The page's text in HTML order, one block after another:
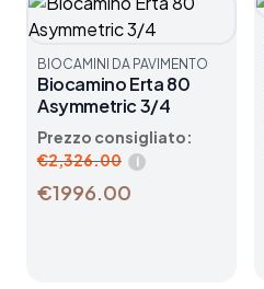
BIOCAMINI DA PAVIMENTO
Biocamino Erta 80
Asymmetric 3/4
Prezzo consigliato:
€2,326.00 i
€1996.00